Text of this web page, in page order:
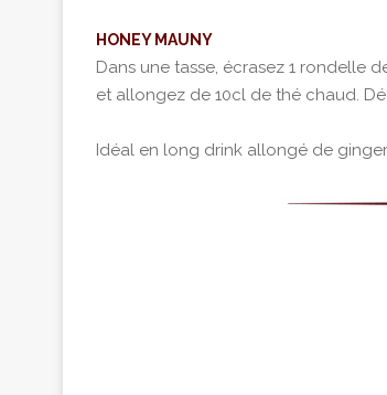
HONEY MAUNY
Dans une tasse, écrasez 1 rondelle
et allongez de 10cl de thé chaud.
Idéal en long drink allongé de